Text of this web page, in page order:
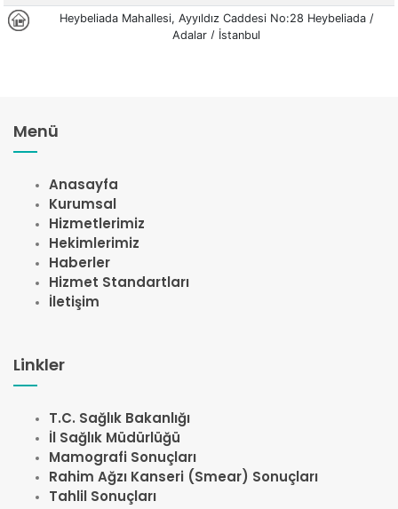
Menü
Anasayfa
Kurumsal
Hizmetlerimiz
Hekimlerimiz
Haberler
Hizmet Standartları
İletişim
Linkler
T.C. Sağlık Bakanlığı
İl Sağlık Müdürlüğü
Mamografi Sonuçları
Rahim Ağzı Kanseri (Smear) Sonuçları
Tahlil Sonuçları